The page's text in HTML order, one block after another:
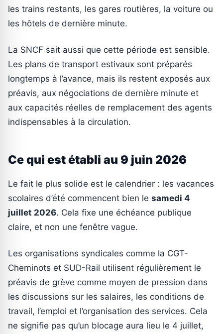
les trains restants, les gares routières, la voiture ou
les hôtels de dernière minute.
La SNCF sait aussi que cette période est sensible.
Les plans de transport estivaux sont préparés
longtemps à l’avance, mais ils restent exposés aux
préavis, aux négociations de dernière minute et
aux capacités réelles de remplacement des agents
indispensables à la circulation.
Ce qui est établi au 9 juin 2026
Le fait le plus solide est le calendrier : les vacances
scolaires d’été commencent bien le samedi 4
juillet 2026. Cela fixe une échéance publique
claire, et non une fenêtre vague.
Les organisations syndicales comme la CGT-
Cheminots et SUD-Rail utilisent régulièrement le
préavis de grève comme moyen de pression dans
les discussions sur les salaires, les conditions de
travail, l’emploi et l’organisation des services. Cela
ne signifie pas qu’un blocage aura lieu le 4 juillet,